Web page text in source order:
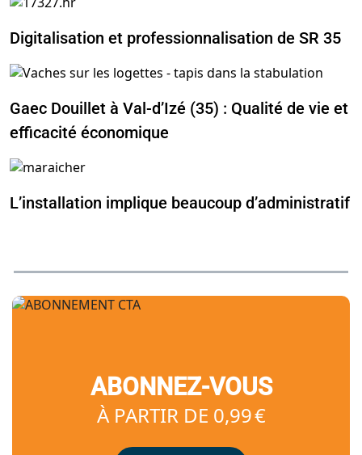
Digitalisation et professionnalisation de SR 35
Gaec Douillet à Val-d’Izé (35) : Qualité de vie et
efficacité économique
L’installation implique beaucoup d’administratif
ABONNEZ-VOUS
À PARTIR DE 0,99 €